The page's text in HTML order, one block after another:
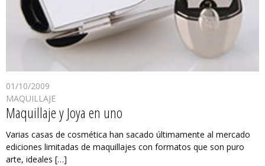
01/10/2009
MAQUILLAJE
Maquillaje y Joya en uno
Varias casas de cosmética han sacado últimamente al mercado
ediciones limitadas de maquillajes con formatos que son puro
arte, ideales […]